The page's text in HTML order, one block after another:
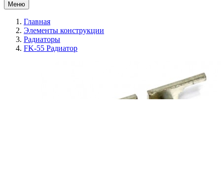
Меню
Главная
Элементы конструкции
Радиаторы
FK-55 Радиатор